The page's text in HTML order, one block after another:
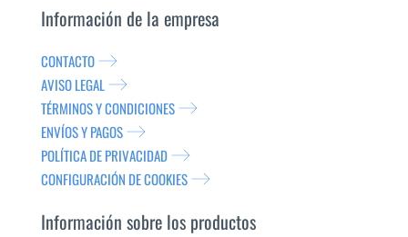
Información de la empresa
CONTACTO
AVISO LEGAL
TÉRMINOS Y CONDICIONES
ENVÍOS Y PAGOS
POLÍTICA DE PRIVACIDAD
CONFIGURACIÓN DE COOKIES
Información sobre los productos